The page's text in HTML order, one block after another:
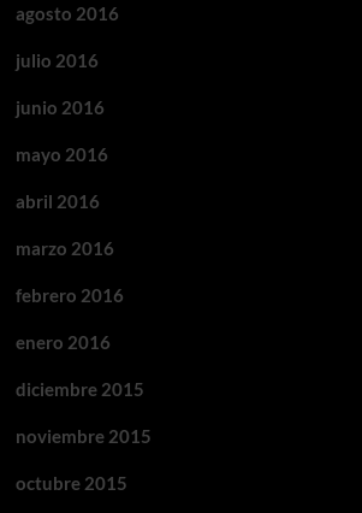
agosto 2016
julio 2016
junio 2016
mayo 2016
abril 2016
marzo 2016
febrero 2016
enero 2016
diciembre 2015
noviembre 2015
octubre 2015